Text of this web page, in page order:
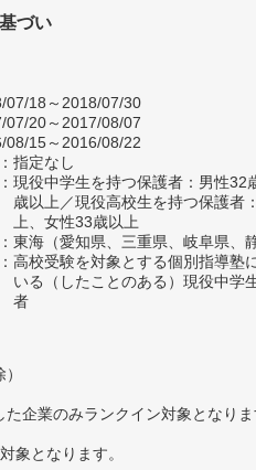
づい
07/18～2018/07/30
07/20～2017/08/07
08/15～2016/08/22
指定なし
現役中学生を持つ保護者：男性32
歳以上／現役高校生を持つ保護者
上、女性33歳以上
東海（愛知県、三重県、岐阜県、
高校受験を対象とする個別指導塾
いる（したことのある）現役中学
者
企業のみランクイン対象となり
象となります。